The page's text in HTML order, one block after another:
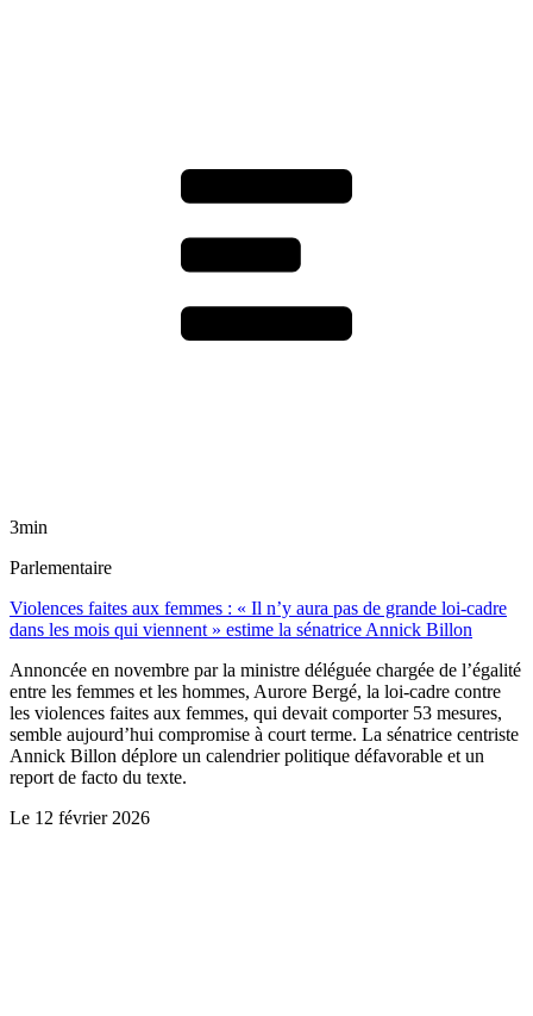
3min
Parlementaire
Violences faites aux femmes : « Il n’y aura pas de grande loi-cadre
dans les mois qui viennent » estime la sénatrice Annick Billon
Annoncée en novembre par la ministre déléguée chargée de l’égalité
entre les femmes et les hommes, Aurore Bergé, la loi-cadre contre
les violences faites aux femmes, qui devait comporter 53 mesures,
semble aujourd’hui compromise à court terme. La sénatrice centriste
Annick Billon déplore un calendrier politique défavorable et un
report de facto du texte.
Le 12 février 2026